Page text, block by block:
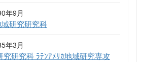
年9月
研究研究科
年3月
究研究科 ﾗﾃﾝｱﾒﾘｶ地域研究専攻